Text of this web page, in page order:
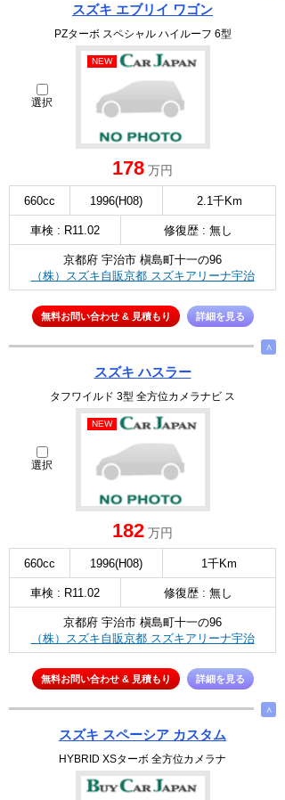
スズキ エブリイ ワゴン
PZターボ スペシャル ハイルーフ 6型
選択
NEW
178 万円
660cc 1996(H08) 2.1千Km
車検 : R11.02 修復歴 : 無し
京都府 宇治市 槇島町十一の96
（株）スズキ自販京都 スズキアリーナ宇治
無料お問い合わせ & 見積もり 詳細を見る
∧
スズキ ハスラー
タフワイルド 3型 全方位カメラナビ ス
選択
NEW
182 万円
660cc 1996(H08) 1千Km
車検 : R11.02 修復歴 : 無し
京都府 宇治市 槇島町十一の96
（株）スズキ自販京都 スズキアリーナ宇治
無料お問い合わせ & 見積もり 詳細を見る
∧
スズキ スペーシア カスタム
HYBRID XSターボ 全方位カメラナ